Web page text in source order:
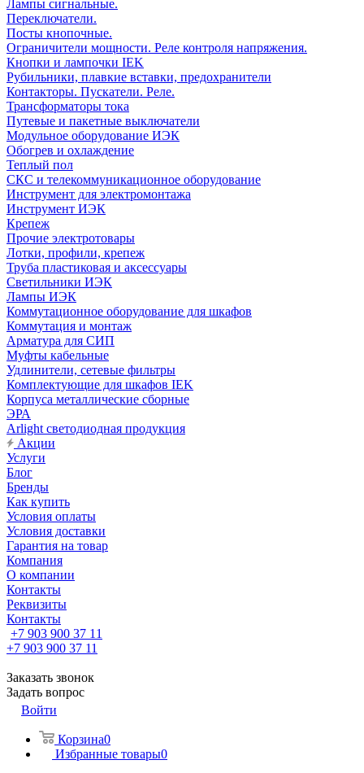
Лампы сигнальные.
Переключатели.
Посты кнопочные.
Ограничители мощности. Реле контроля напряжения.
Кнопки и лампочки IEK
Рубильники, плавкие вставки, предохранители
Контакторы. Пускатели. Реле.
Трансформаторы тока
Путевые и пакетные выключатели
Модульное оборудование ИЭК
Обогрев и охлаждение
Теплый пол
СКС и телекоммуникационное оборудование
Инструмент для электромонтажа
Инструмент ИЭК
Крепеж
Прочие электротовары
Лотки, профили, крепеж
Труба пластиковая и аксессуары
Светильники ИЭК
Лампы ИЭК
Коммутационное оборудование для шкафов
Коммутация и монтаж
Арматура для СИП
Муфты кабельные
Удлинители, сетевые фильтры
Комплектующие для шкафов IEK
Корпуса металлические сборные
ЭРА
Arlight светодиодная продукция
Акции
Услуги
Блог
Бренды
Как купить
Условия оплаты
Условия доставки
Гарантия на товар
Компания
О компании
Контакты
Реквизиты
Контакты
+7 903 900 37 11
+7 903 900 37 11
Заказать звонок
Задать вопрос
Войти
Корзина0
Избранные товары0